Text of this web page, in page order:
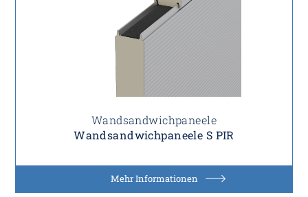
Wandsandwichpaneele
Wandsandwichpaneele S PIR
Mehr Informationen